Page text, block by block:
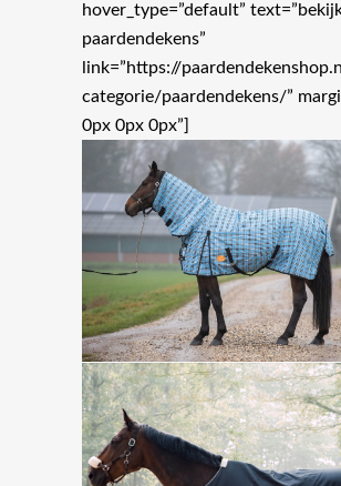
hover_type=”default”
paardendekens”
link=”https://
categorie/paardendekens/”
0px 0px 0px”]